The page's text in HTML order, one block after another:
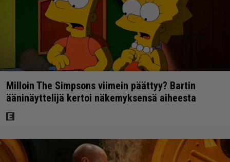
Milloin The Simpsons viimein päättyy? Bartin
ääninäyttelijä kertoi näkemyksensä aiheesta